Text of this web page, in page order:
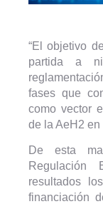
“El objetivo
partida a
fases que
como vector
de la AeH2
De esta
Regulación
resultados
financiación